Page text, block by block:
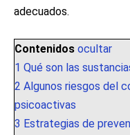
adecuados.
Contenidos ocultar
1 Qué son las
2 Algunos riesgos del
psicoactivas
3 Estrategias de